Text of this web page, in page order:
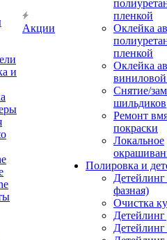
и
Акции
пленкой
Оклейка
пленкой
Оклейка
Снятие/
шильдиков
Ремонт
покраски
Локальное
Полировка и
фазная)
Очистка
Детейлинг